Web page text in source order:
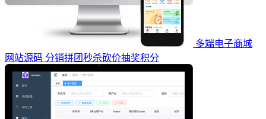
多端电子商城
网站源码 分销拼团秒杀砍价抽奖积分